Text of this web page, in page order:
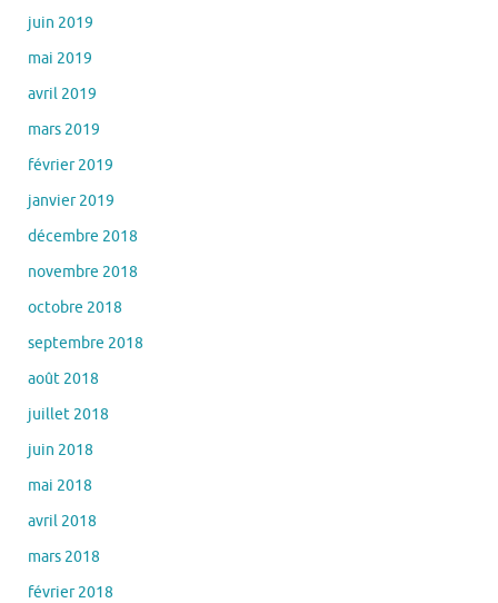
juin 2019
mai 2019
avril 2019
mars 2019
février 2019
janvier 2019
décembre 2018
novembre 2018
octobre 2018
septembre 2018
août 2018
juillet 2018
juin 2018
mai 2018
avril 2018
mars 2018
février 2018